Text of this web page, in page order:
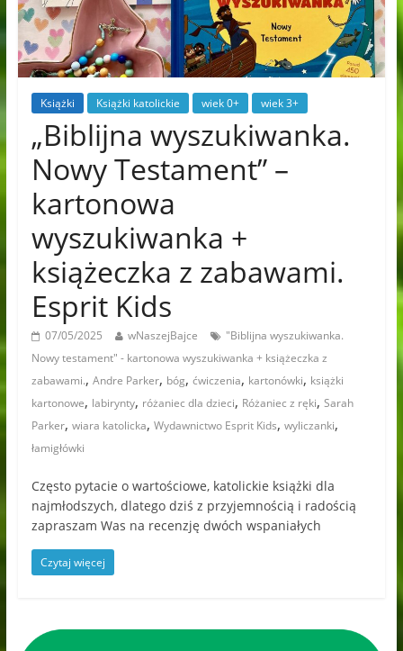
Książki Książki katolickie wiek 0+ wiek 3+
„Biblijna wyszukiwanka.
Nowy Testament” –
kartonowa
wyszukiwanka +
książeczka z zabawami.
Esprit Kids
07/05/2025 wNaszejBajce
"Biblijna wyszukiwanka.
Nowy testament" - kartonowa wyszukiwanka + książeczka z
zabawami., Andre Parker, bóg, ćwiczenia, kartonówki, książki
kartonowe, labirynty, różaniec dla dzieci, Różaniec z ręki, Sarah
Parker, wiara katolicka, Wydawnictwo Esprit Kids, wyliczanki,
łamigłówki
Często pytacie o wartościowe, katolickie książki dla
najmłodszych, dlatego dziś z przyjemnością i radością
zapraszam Was na recenzję dwóch wspaniałych
Czytaj więcej